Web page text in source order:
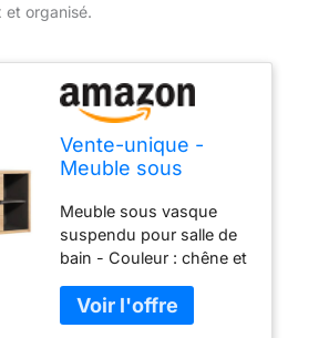
et organisé.
Vente-unique -
Meuble sous
Coloris Naturel -
100 cm - PURNAL
Meuble sous vasque
suspendu pour salle de
bain - Couleur : chêne et
industriel et
contemporain - 2 tiroirs